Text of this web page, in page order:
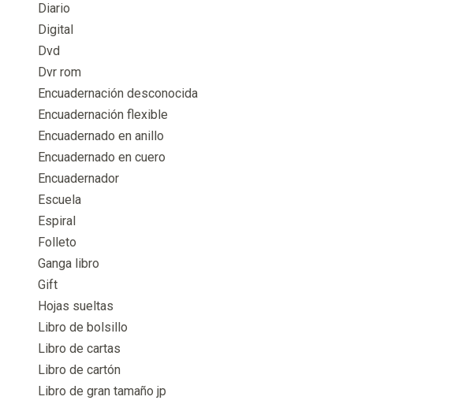
Diario
Digital
Dvd
Dvr rom
Encuadernación desconocida
Encuadernación flexible
Encuadernado en anillo
Encuadernado en cuero
Encuadernador
Escuela
Espiral
Folleto
Ganga libro
Gift
Hojas sueltas
Libro de bolsillo
Libro de cartas
Libro de cartón
Libro de gran tamaño jp